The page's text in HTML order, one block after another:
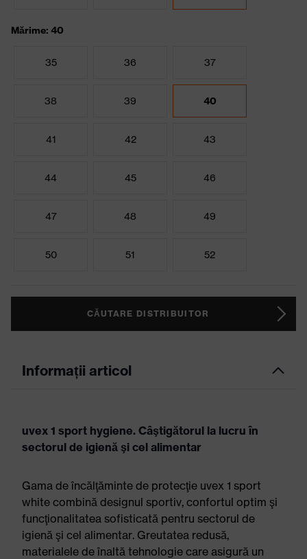
Mărime: 40
35 36 37
38 39 40
41 42 43
44 45 46
47 48 49
50 51 52
CĂUTARE DISTRIBUITOR
Informații articol
uvex 1 sport hygiene. Câştigătorul la lucru în
sectorul de igienă şi cel alimentar
Gama de încălţăminte de protecţie uvex 1 sport
white combină designul sportiv, confortul optim şi
funcţionalitatea sofisticată pentru sectorul de
igienă şi cel alimentar. Greutatea redusă,
materialele de înaltă tehnologie care asigură un